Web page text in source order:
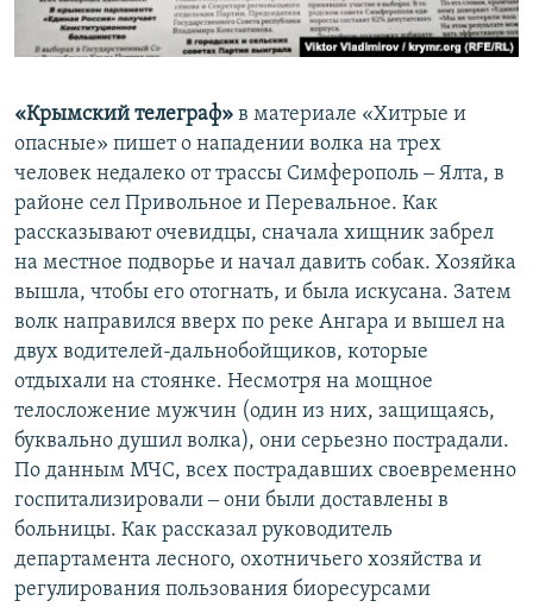
«Крымский телеграф» в материале «Хитрые и
опасные» пишет о нападении волка на трех
человек недалеко от трассы Симферополь ‒ Ялта, в
районе сел Привольное и Перевальное. Как
рассказывают очевидцы, сначала хищник забрел
на местное подворье и начал давить собак. Хозяйка
вышла, чтобы его отогнать, и была искусана. Затем
волк направился вверх по реке Ангара и вышел на
двух водителей-дальнобойщиков, которые
отдыхали на стоянке. Несмотря на мощное
телосложение мужчин (один из них, защищаясь,
буквально душил волка), они серьезно пострадали.
По данным МЧС, всех пострадавших своевременно
госпитализировали ‒ они были доставлены в
больницы. Как рассказал руководитель
департамента лесного, охотничьего хозяйства и
регулирования пользования биоресурсами